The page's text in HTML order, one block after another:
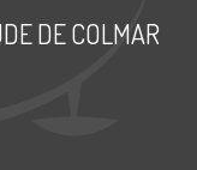
DE COLMAR